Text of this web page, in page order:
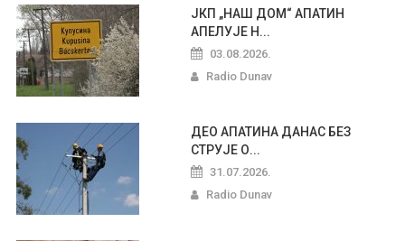
ЈКП „НАШ ДОМ“ АПАТИН
АПЕЛУЈЕ Н...
03.08.2026.
Radio Dunav
ДЕО АПАТИНА ДАНАС БЕЗ
СТРУЈЕ О...
31.07.2026.
Radio Dunav